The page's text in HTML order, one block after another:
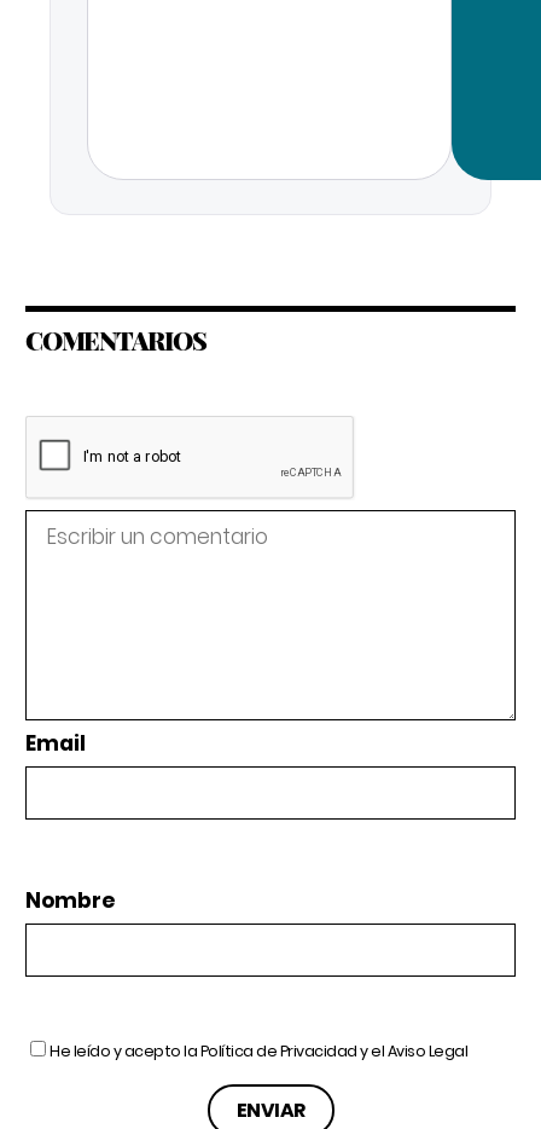
COMENTARIOS
Email
Nombre
He leído y acepto laPolítica de Privacidady elAviso Legal